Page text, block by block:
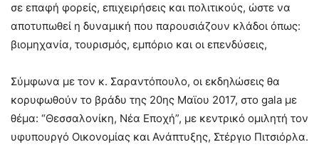
σε επαφή φορείς, επιχειρήσεις και πολιτικούς, ώστε να
αποτυπωθεί η δυναμική που παρουσιάζουν κλάδοι όπως:
βιομηχανία, τουρισμός, εμπόριο και οι επενδύσεις,
Σύμφωνα με τον κ. Σαραντόπουλο, οι εκδηλώσεις θα
κορυφωθούν το βράδυ της 20ης Μαϊου 2017, στο gala με
θέμα: “Θεσσαλονίκη, Νέα Εποχή”, με κεντρικό ομιλητή τον
υφυπουργό Οικονομίας και Ανάπτυξης, Στέργιο Πιτσιόρλα.